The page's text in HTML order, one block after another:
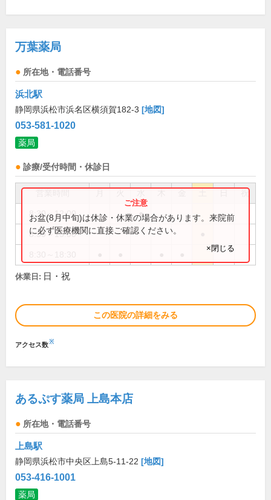
万葉薬局
所在地・電話番号
浜北駅
静岡県浜松市浜名区横須賀182-3 [地図]
053-581-1020
薬局
診療/受付時間・休診日
祝
8:30～12:00 ●
8:30～13:00
お盆(8月中旬)は休診・休業の場合があります。来院前
に必ず医療機関に直接ご確認ください。
×閉じる
休業日: 日・祝
この医院の詳細をみる
アクセス数※
あるぷす薬局 上島本店
所在地・電話番号
上島駅
静岡県浜松市中央区上島5-11-22 [地図]
053-416-1001
薬局